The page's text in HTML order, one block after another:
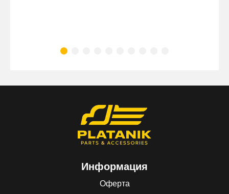
Информация
Оферта